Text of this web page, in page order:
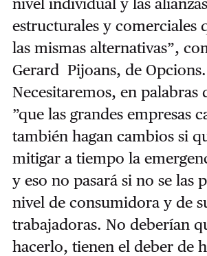
estructurales y comerciales
las mismas alternativas”,
Gerard Pijoans, de Opcions.
Necesitaremos, en palabras
”que las grandes empresas
también hagan cambios si
mitigar a tiempo la
y eso no pasará si no se las
nivel de consumidora y de
trabajadoras. No deberían
hacerlo, tienen el deber de